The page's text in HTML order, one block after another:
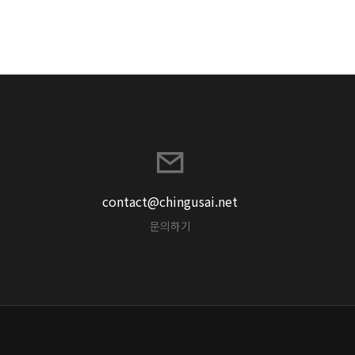
contact@chingusai.net
문의하기